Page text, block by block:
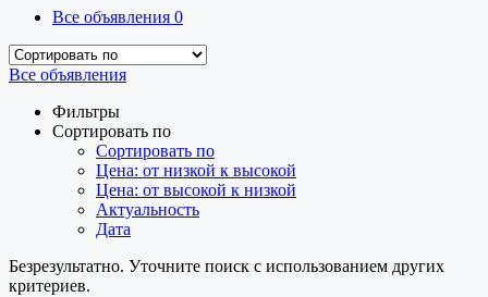
Все объявления 0
Все объявления
Фильтры
Сортировать по
Сортировать по
Цена: от низкой к высокой
Цена: от высокой к низкой
Актуальность
Дата
Безрезультатно. Уточните поиск с использованием других
критериев.